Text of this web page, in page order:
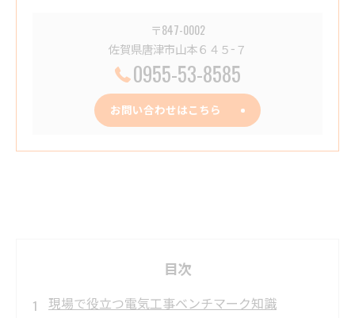
〒847-0002
佐賀県唐津市山本６４５−７
0955-53-8585
お問い合わせはこちら
目次
現場で役立つ電気工事ベンチマーク知識